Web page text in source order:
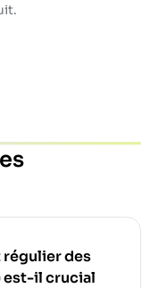
des
est-il crucial